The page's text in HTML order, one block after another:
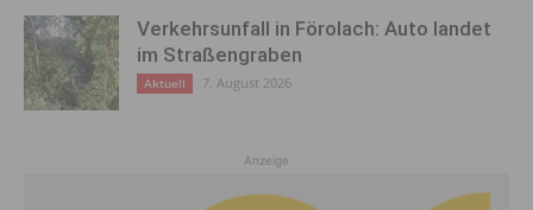
Verkehrsunfall in Förolach: Auto landet
im Straßengraben
Aktuell 7. August 2026
Anzeige